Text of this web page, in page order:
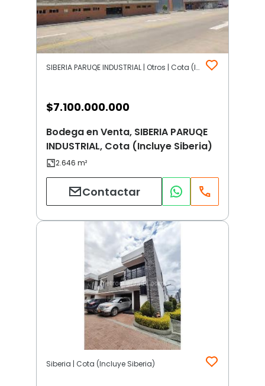
SIBERIA PARUQE INDUSTRIAL | Otros | Cota (Incluye Siberia)
$7.100.000.000
Bodega en Venta, SIBERIA PARUQE
INDUSTRIAL, Cota (Incluye Siberia)
Contactar
Siberia | Cota (Incluye Siberia)